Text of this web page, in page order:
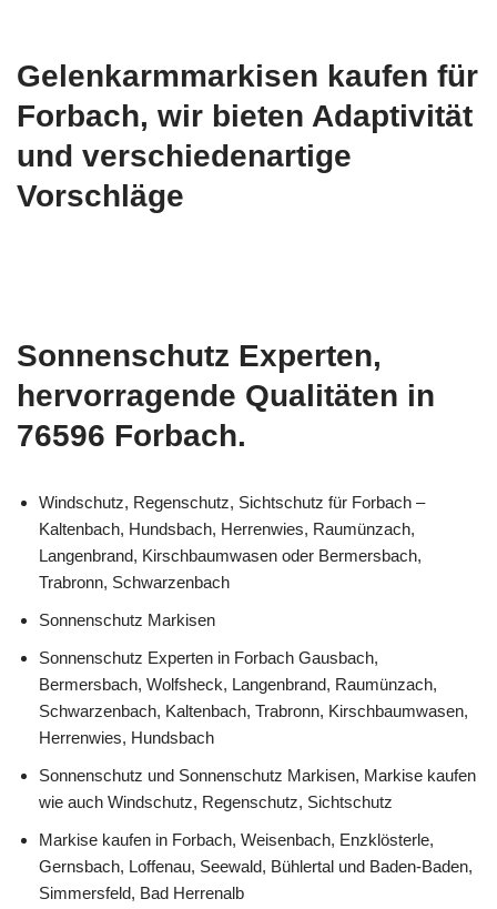
Gelenkarmmarkisen kaufen für
Forbach, wir bieten Adaptivität
und verschiedenartige
Vorschläge
Sonnenschutz Experten,
hervorragende Qualitäten in
76596 Forbach.
Windschutz, Regenschutz, Sichtschutz für Forbach –
Kaltenbach, Hundsbach, Herrenwies, Raumünzach,
Langenbrand, Kirschbaumwasen oder Bermersbach,
Trabronn, Schwarzenbach
Sonnenschutz Markisen
Sonnenschutz Experten in Forbach Gausbach,
Bermersbach, Wolfsheck, Langenbrand, Raumünzach,
Schwarzenbach, Kaltenbach, Trabronn, Kirschbaumwasen,
Herrenwies, Hundsbach
Sonnenschutz und Sonnenschutz Markisen, Markise kaufen
wie auch Windschutz, Regenschutz, Sichtschutz
Markise kaufen in Forbach, Weisenbach, Enzklösterle,
Gernsbach, Loffenau, Seewald, Bühlertal und Baden-Baden,
Simmersfeld, Bad Herrenalb